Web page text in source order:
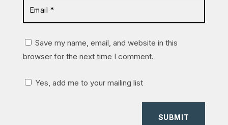
Save my name, email, and website in this
browser for the next time I comment.
Yes, add me to your mailing list
SUBMIT